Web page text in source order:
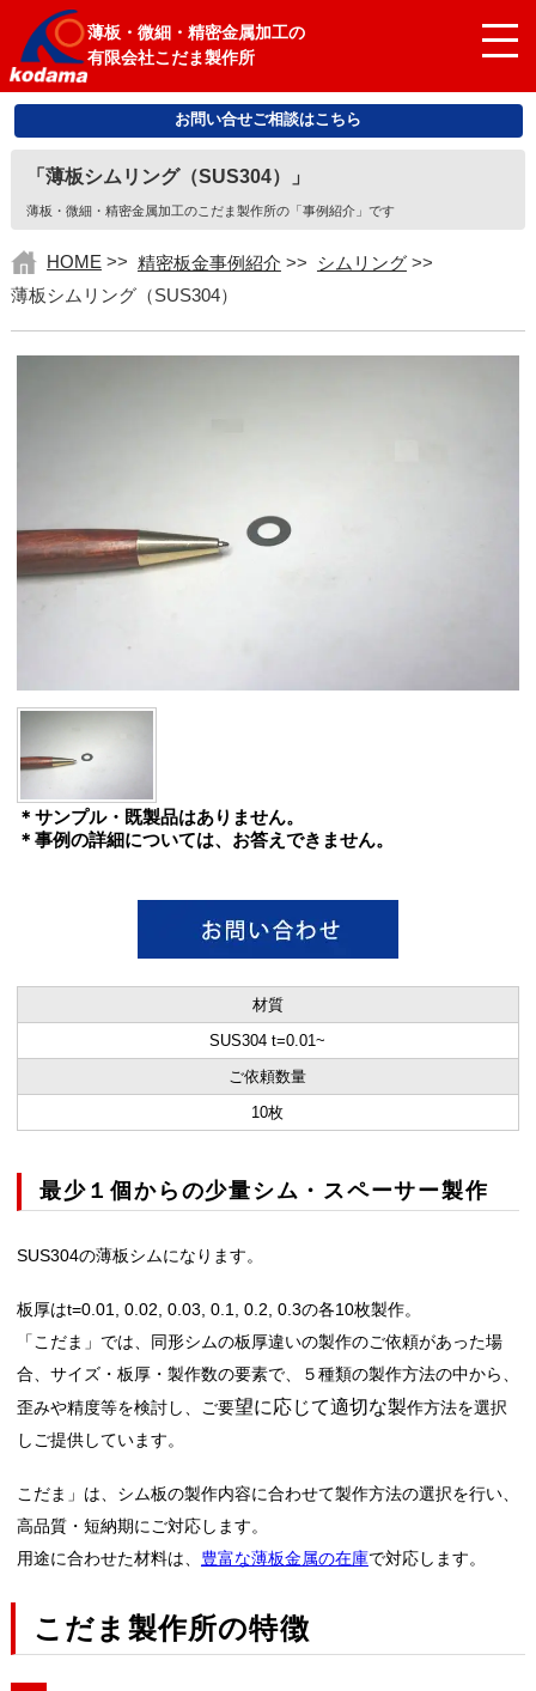
薄板・微細・精密金属加工の
有限会社こだま製作所
お問い合せご相談はこちら
「薄板シムリング（SUS304）」
薄板・微細・精密金属加工のこだま製作所の「事例紹介」です
HOME >> 精密板金事例紹介 >> シムリング>>
薄板シムリング（SUS304）
＊サンプル・既製品はありません。
＊事例の詳細については、お答えできません。
材質
SUS304 t=0.01~
ご依頼数量
10枚
最少１個からの少量シム・スペーサー製作
SUS304の薄板シムになります。
板厚はt=0.01, 0.02, 0.03, 0.1, 0.2, 0.3の各10枚製作。
「こだま」では、同形シムの板厚違いの製作のご依頼があった場
合、サイズ・板厚・製作数の要素で、５種類の製作方法の中から、
歪みや精度等を検討し、ご要望に応じて適切な製作方法を選択
しご提供しています。
こだま」は、シム板の製作内容に合わせて製作方法の選択を行い、
高品質・短納期にご対応します。
用途に合わせた材料は、 豊富な薄板金属の在庫で対応します。
こだま製作所の特徴